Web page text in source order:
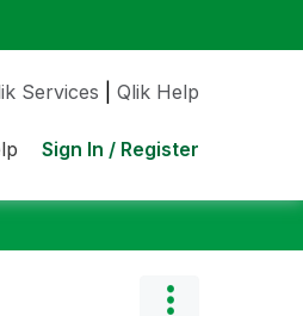
Services Qlik Help
Sign In / Register